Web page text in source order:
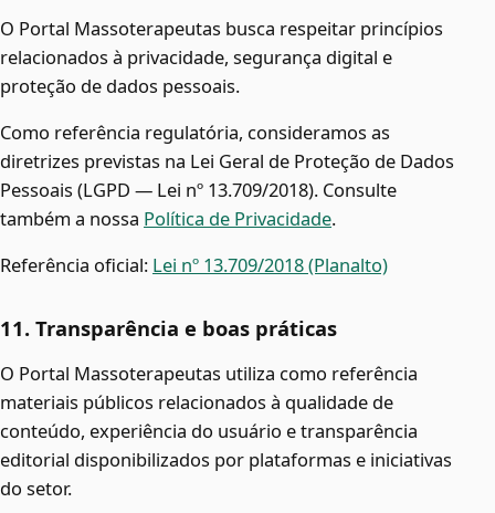
O Portal Massoterapeutas busca respeitar princípios
relacionados à privacidade, segurança digital e
proteção de dados pessoais.
Como referência regulatória, consideramos as
diretrizes previstas na Lei Geral de Proteção de Dados
Pessoais (LGPD — Lei nº 13.709/2018). Consulte
também a nossa Política de Privacidade.
Referência oficial: Lei nº 13.709/2018 (Planalto)
11. Transparência e boas práticas
O Portal Massoterapeutas utiliza como referência
materiais públicos relacionados à qualidade de
conteúdo, experiência do usuário e transparência
editorial disponibilizados por plataformas e iniciativas
do setor.